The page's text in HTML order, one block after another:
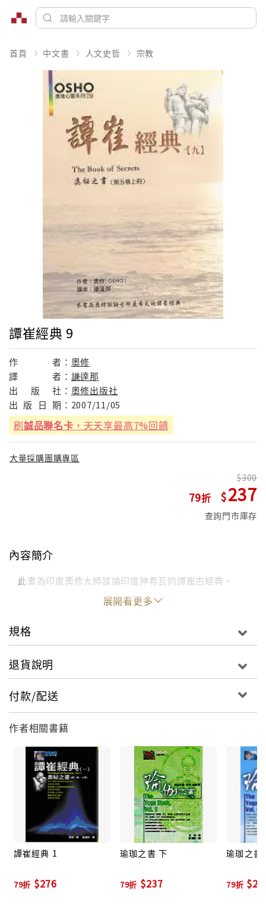
首頁 中文書 人文史哲 宗教
譚崔經典 9
作 者： 奧修
譯
者： 謙達那
出
版 社： 奧修出版社
出 版 日 期： 2007/11/05
刷誠品聯名卡 ，天天享最高7%回饋
大量採購團購專區
79
300
237
查詢門市庫存
內容簡介
此書為印度奧修大師談論印度神希瓦的譚崔古經典。
展開看更多
規格
退貨說明
付款/配送
作者相關書籍
譚崔經典 1
79折 $276
瑜珈之書 下
79折 $237
瑜珈之書
79折